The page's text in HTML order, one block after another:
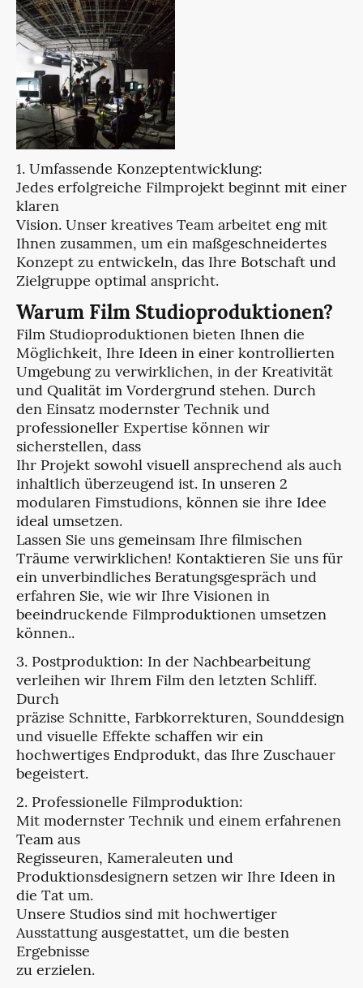
1. Umfassende Konzeptentwicklung:
Jedes erfolgreiche Filmprojekt beginnt mit einer
klaren
Vision. Unser kreatives Team arbeitet eng mit
Ihnen zusammen, um ein maßgeschneidertes
Konzept zu entwickeln, das Ihre Botschaft und
Zielgruppe optimal anspricht.
Warum Film Studioproduktionen?
Film Studioproduktionen bieten Ihnen die
Möglichkeit, Ihre Ideen in einer kontrollierten
Umgebung zu verwirklichen, in der Kreativität
und Qualität im Vordergrund stehen. Durch
den Einsatz modernster Technik und
professioneller Expertise können wir
sicherstellen, dass
Ihr Projekt sowohl visuell ansprechend als auch
inhaltlich überzeugend ist. In unseren 2
modularen Fimstudions, können sie ihre Idee
ideal umsetzen.
Lassen Sie uns gemeinsam Ihre filmischen
Träume verwirklichen! Kontaktieren Sie uns für
ein unverbindliches Beratungsgespräch und
erfahren Sie, wie wir Ihre Visionen in
beeindruckende Filmproduktionen umsetzen
können..
3. Postproduktion: In der Nachbearbeitung
verleihen wir Ihrem Film den letzten Schliff.
Durch
präzise Schnitte, Farbkorrekturen, Sounddesign
und visuelle Effekte schaffen wir ein
hochwertiges Endprodukt, das Ihre Zuschauer
begeistert.
2. Professionelle Filmproduktion:
Mit modernster Technik und einem erfahrenen
Team aus
Regisseuren, Kameraleuten und
Produktionsdesignern setzen wir Ihre Ideen in
die Tat um.
Unsere Studios sind mit hochwertiger
Ausstattung ausgestattet, um die besten
Ergebnisse
zu erzielen.